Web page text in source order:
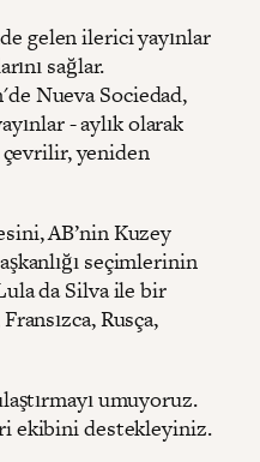
gelen ilerici yayınlar
sağlar.
Nueva Sociedad,
- aylık olarak
yeniden
AB’nin Kuzey
seçimlerinin
da Silva ile bir
Rusça,
umuyoruz.
ekibini destekleyiniz.